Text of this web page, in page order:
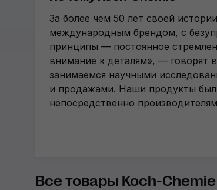
За более чем 50 лет своей
международным брендом, с
принципы — постоянное
внимание к деталям», — говорят
занимаемся научными
и продажами. Наши продукты
непосредственно
Все товары Koch-Chemie